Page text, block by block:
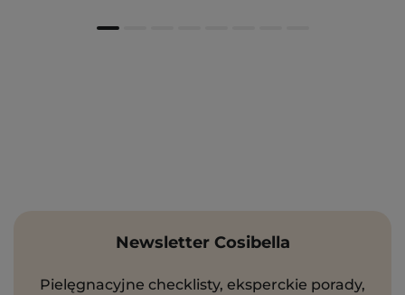
Newsletter Cosibella
Pielęgnacyjne checklisty, eksperckie porady,